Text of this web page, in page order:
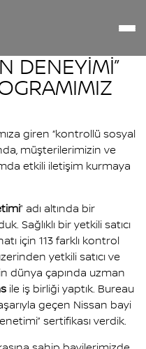
DENEYİMİ”
giren “kontrollü sosyal
müşterilerimizin ve
etkili iletişim kurmaya
” adı altında bir
Sağlıklı bir yetkili satıcı
için 113 farklı kontrol
yetkili satıcı ve
dünya çapında uzman
ile iş birliği yaptık. Bureau
geçen Nissan bayi
sertifikası verdik.